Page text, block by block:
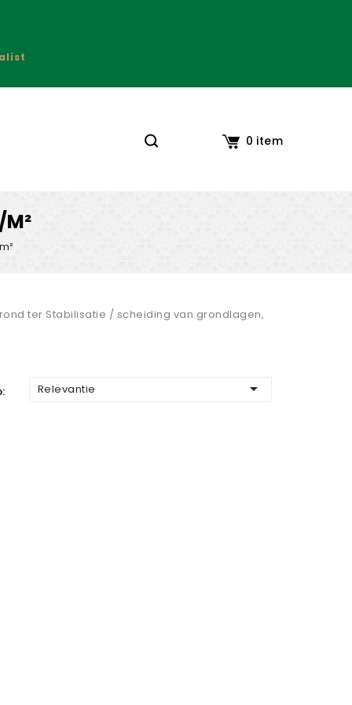
0 item
ter Stabilisatie / scheiding van grondlagen,
Relevantie 